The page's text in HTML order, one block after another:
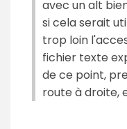
avec un alt
si cela serait
trop loin
fichier texte
de ce point,
route à droite,